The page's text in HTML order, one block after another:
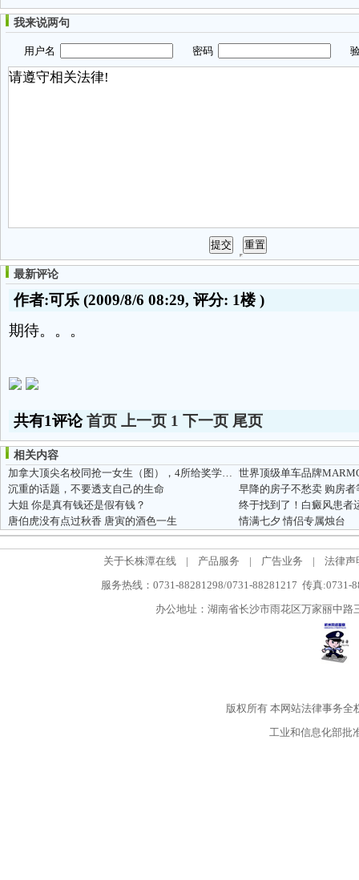
我来说两句
用户名 密码 验
最新评论
作者:可乐 (2009/8/6 08:29, 评分: 1楼)
期待。。。
共有1评论首页 上一页 1 下一页 尾页
相关内容
加拿大顶尖名校同抢一女生（图），4所给奖学金1所本硕连读
沉重的话题，不要透支自己的生命
早降的房子不愁卖 购房
大姐 你是真有钱还是假有钱？
终于找到了！白癜风患者
唐伯虎没有点过秋香 唐寅的酒色一生
情满七夕 情侣专属烛台
关于长株潭在线 | 产品服务 | 广告业务 |
法律声
服务热线：0731-88281298/0731-88281217 传真:0731-
办公地址：湖南省长沙市雨花区万家丽中
版权所有本网站法律事务全
工业和信息化部批